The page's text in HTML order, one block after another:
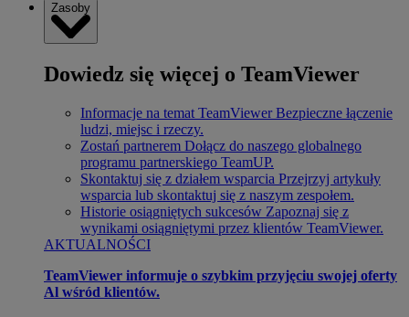
Zasoby
Dowiedz się więcej o TeamViewer
Informacje na temat TeamViewer Bezpieczne łączenie
ludzi, miejsc i rzeczy.
Zostań partnerem Dołącz do naszego globalnego
programu partnerskiego TeamUP.
Skontaktuj się z działem wsparcia Przejrzyj artykuły
wsparcia lub skontaktuj się z naszym zespołem.
Historie osiągniętych sukcesów Zapoznaj się z
wynikami osiągniętymi przez klientów TeamViewer.
AKTUALNOŚCI
TeamViewer informuje o szybkim przyjęciu swojej oferty
Al wśród klientów.